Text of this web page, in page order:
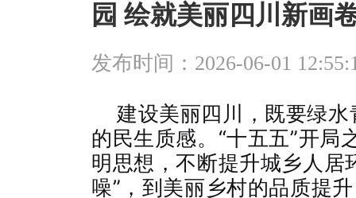
园 绘就美丽四川新画
发布时间：2026-06-01
建设美丽四川，既要绿
的民生质感。“十五五”开局
明思想，不断提升城乡人居
噪”，到美丽乡村的品质提